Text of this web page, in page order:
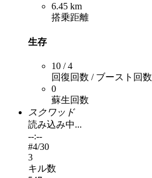
6.45 km
搭乗距離
生存
10 / 4
回復回数 / ブースト回数
0
蘇生回数
スクワッド
読み込み中...
--:--
#4/30
3
キル数